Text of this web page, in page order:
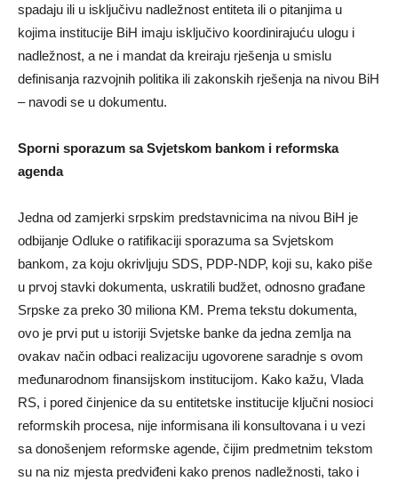
spadaju ili u isključivu nadležnost entiteta ili o pitanjima u
kojima institucije BiH imaju isključivo koordinirajuću ulogu i
nadležnost, a ne i mandat da kreiraju rješenja u smislu
definisanja razvojnih politika ili zakonskih rješenja na nivou BiH
– navodi se u dokumentu.
Sporni sporazum sa Svjetskom bankom i reformska
agenda
Jedna od zamjerki srpskim predstavnicima na nivou BiH je
odbijanje Odluke o ratifikaciji sporazuma sa Svjetskom
bankom, za koju okrivljuju SDS, PDP-NDP, koji su, kako piše
u prvoj stavki dokumenta, uskratili budžet, odnosno građane
Srpske za preko 30 miliona KM. Prema tekstu dokumenta,
ovo je prvi put u istoriji Svjetske banke da jedna zemlja na
ovakav način odbaci realizaciju ugovorene saradnje s ovom
međunarodnom finansijskom institucijom. Kako kažu, Vlada
RS, i pored činjenice da su entitetske institucije ključni nosioci
reformskih procesa, nije informisana ili konsultovana i u vezi
sa donošenjem reformske agende, čijim predmetnim tekstom
su na niz mjesta predviđeni kako prenos nadležnosti, tako i